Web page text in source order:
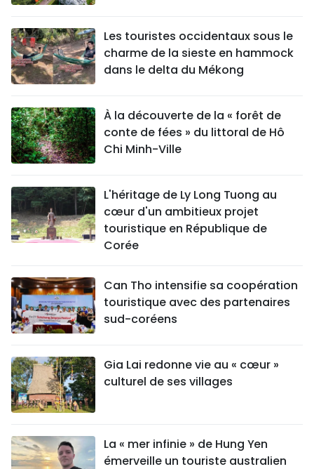
Les touristes occidentaux sous le
charme de la sieste en hammock
dans le delta du Mékong
À la découverte de la « forêt de
conte de fées » du littoral de Hô
Chi Minh-Ville
L'héritage de Ly Long Tuong au
cœur d'un ambitieux projet
touristique en République de
Corée
Can Tho intensifie sa coopération
touristique avec des partenaires
sud-coréens
Gia Lai redonne vie au « cœur »
culturel de ses villages
La « mer infinie » de Hung Yen
émerveille un touriste australien